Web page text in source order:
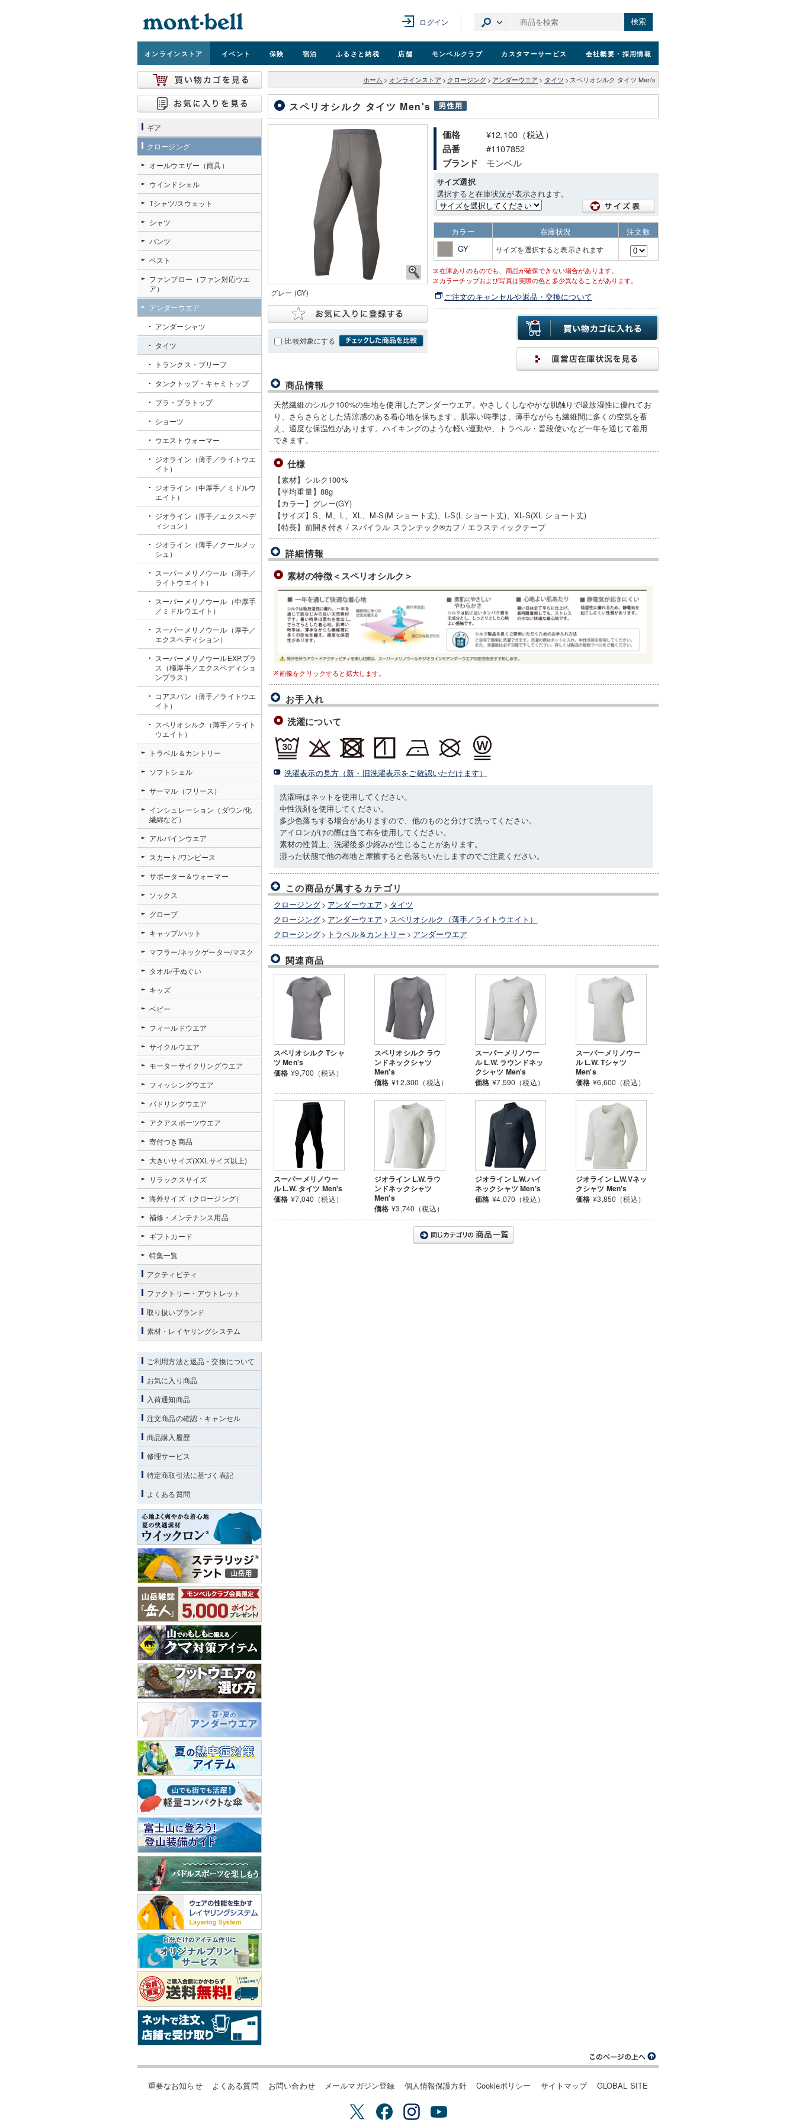
ログイン 検索
オンラインストア イベント 保険 宿泊 ふるさと納税 店舗 モンベルクラブ カスタマーサービス 会社概要 ・採用情報
ホーム > オンラインストア > クロージング > アンダーウエア > タイツ > スペリオシルク タイツ Men's
スペリオシルク タイツ Men's
グレー (GY)
比較対象にする
価格 ¥12,100（税込）
品番 #1107852
ブランド モンベル
サイズ選択
選択すると在庫状況が表示されます。
カラー 在庫状況
注文数
GY
サイズを選択すると表示されます
在庫ありのものでも、商品が確保できない場合があります。
カラーチップおよび写真は実際の色と多少異なることがあります。
ご注文のキャンセルや返品・交換について
商品情報
天然繊維のシルク100%の生地を使用したアンダーウエア。やさしくしなやかな肌触りで吸放湿性に優れてお
り、さらさらとした清涼感のある着心地を保ちます。肌寒い時季は、薄手ながらも繊維間に多くの空気を蓄
え、適度な保温性があります。ハイキングのような軽い運動や、トラベル・普段使いなど一年を通じて着用
できます。
仕様
【素材】シルク100%
【平均重量】88g
【カラー】グレー(GY)
【サイズ】S、M、L、XL、M-S(M ショート丈)、L-S(L ショート丈)、XL-S(XL ショート丈)
【特長】前開き付き / スパイラル スランテック®カフ / エラスティックテープ
詳細情報
素材の特徴＜スペリオシルク＞
画像をクリックすると拡大します。
お手入れ
洗濯について
洗濯表示の見方（新・旧洗濯表示をご確認いただけます）
洗濯時はネットを使用してください。
中性洗剤を使用してください。
多少色落ちする場合がありますので、他のものと分けて洗ってください。
アイロンがけの際は当て布を使用してください。
素材の性質上、洗濯後多少縮みが生じることがあります。
湿った状態で他の布地と摩擦すると色落ちいたしますのでご注意ください。
この商品が属するカテゴリ
クロージング> アンダーウエア > タイツ
クロージング> アンダーウエア > スペリオシルク（薄手／ライトウエイト）
クロージング> トラベル＆カントリー > アンダーウエア
関連商品
スペリオシルク Tシャ
ツ Men's
価格 ¥9,700（税込）
スペリオシルク ラウ
ンドネックシャツ
Men's
価格 ¥12,300（税込）
スーパーメリノウー
ル L.W. ラウンドネッ
クシャツ Men's
価格 ¥7,590（税込）
スーパーメリノウー
ル L.W. Tシャツ
Men's
価格 ¥6,600（税込）
スーパーメリノウー
ル L.W. タイツ Men's
価格 ¥7,040（税込）
ジオライン L.W.ラウ
ンドネックシャツ
Men's
価格 ¥3,740（税込）
ジオライン L.W.ハイ
ネックシャツ Men's
価格 ¥4,070（税込）
ジオライン L.W.Vネッ
クシャツ Men's
価格 ¥3,850（税込）
ギア
クロージング
オールウエザー（雨具）
ウインドシェル
Tシャツ/スウェット
シャツ
パンツ
ベスト
ファンブロー（ファン対応ウエ
ア）
アンダーウエア
アンダーシャツ
タイツ
トランクス・ブリーフ
タンクトップ・キャミトップ
ブラ・ブラトップ
ショーツ
ウエストウォーマー
ジオライン（薄手／ライトウエ
イト）
ジオライン（中厚手／ミドルウ
エイト）
ジオライン（厚手／エクスペデ
ィション）
ジオライン（薄手／クールメッ
シュ）
スーパーメリノウール（薄手／
ライトウエイト）
スーパーメリノウール（中厚手
／ミドルウエイト）
スーパーメリノウール（厚手／
エクスペディション）
スーパーメリノウールEXP.プラ
ス（極厚手／エクスペディショ
ンプラス）
コアスパン（薄手／ライトウエ
イト）
スペリオシルク（薄手／ライト
ウエイト）
トラベル＆カントリー
ソフトシェル
サーマル（フリース）
インシュレーション（ダウン/化
繊綿など）
アルパインウエア
スカート/ワンピース
サポーター＆ウォーマー
ソックス
グローブ
キャップ/ハット
マフラー/ネックゲーター/マスク
タオル/手ぬぐい
キッズ
ベビー
フィールドウエア
サイクルウエア
モーターサイクリングウエア
フィッシングウエア
パドリングウエア
アクアスポーツウエア
寄付つき商品
大きいサイズ(XXLサイズ以上)
リラックスサイズ
海外サイズ（クロージング）
補修・メンテナンス用品
ギフトカード
特集一覧
アクティビティ
ファクトリー・アウトレット
取り扱いブランド
素材・レイヤリングシステム
ご利用方法と返品・交換について
お気に入り商品
入荷通知商品
注文商品の確認・キャンセル
商品購入履歴
修理サービス
特定商取引法に基づく表記
よくある質問
重要なお知らせ よくある質問 お問い合わせ メールマガジン登録 個人情報保護方針 Cookieポリシー サイトマップ GLOBAL SITE